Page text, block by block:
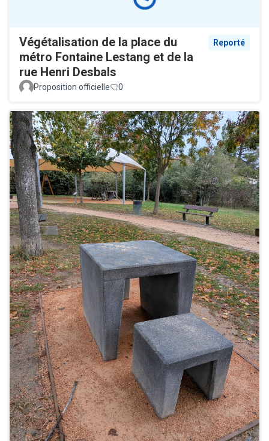
Végétalisation de la place du
métro Fontaine Lestang et de la
rue Henri Desbals
Reporté
Proposition officielle 0